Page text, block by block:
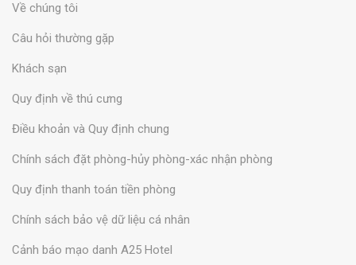
Về chúng tôi
Câu hỏi thường gặp
Khách sạn
Quy định về thú cưng
Điều khoản và Quy định chung
Chính sách đặt phòng-hủy phòng-xác nhận phòng
Quy định thanh toán tiền phòng
Chính sách bảo vệ dữ liệu cá nhân
Cảnh báo mạo danh A25 Hotel